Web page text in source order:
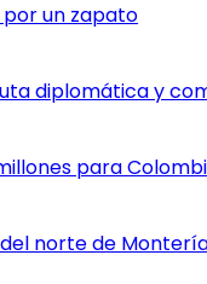
un zapato
diplomática y
para
norte de